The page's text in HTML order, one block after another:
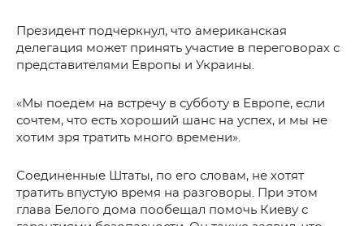
Президент подчеркнул, что американская
делегация может принять участие в переговорах с
представителями Европы и Украины.
«Мы поедем на встречу в субботу в Европе, если
сочтем, что есть хороший шанс на успех, и мы не
хотим зря тратить много времени».
Соединенные Штаты, по его словам, не хотят
тратить впустую время на разговоры. При этом
глава Белого дома пообещал помочь Киеву с